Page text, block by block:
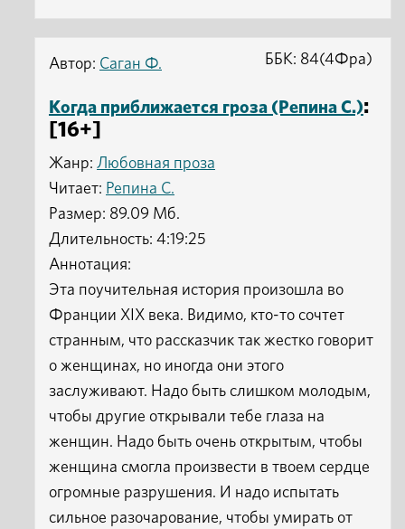
Автор: Саган Ф.
Когда приближается гроза (Репина С.):
[16+]
Жанр: Любовная проза
Читает: Репина С.
ББК: 84(4Фра)
Размер: 89.09 Мб.
Длительность: 4:19:25
Аннотация:
Эта поучительная история произошла во
Франции XIX века. Видимо, кто-то сочтет
странным, что рассказчик так жестко говорит
о женщинах, но иногда они этого
заслуживают. Надо быть слишком молодым,
чтобы другие открывали тебе глаза на
женщин. Надо быть очень открытым, чтобы
женщина смогла произвести в твоем сердце
огромные разрушения. И надо испытать
сильное разочарование, чтобы умирать от